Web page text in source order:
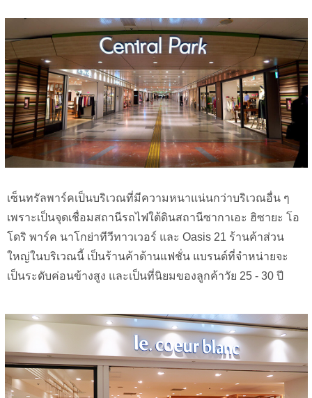
เซ็นทรัลพาร์คเป็นบริเวณที่มีความหนาแน่นกว่าบริเวณอื่น ๆ
เพราะเป็นจุดเชื่อมสถานีรถไฟใต้ดินสถานีซากาเอะ ฮิซายะ โอ
โดริ พาร์ค นาโกย่าทีวีทาวเวอร์ และ Oasis 21 ร้านค้าส่วน
ใหญ่ในบริเวณนี้ เป็นร้านค้าด้านแฟชั่น แบรนด์ที่จำหน่ายจะ
เป็นระดับค่อนข้างสูง และเป็นที่นิยมของลูกค้าวัย 25 - 30 ปี